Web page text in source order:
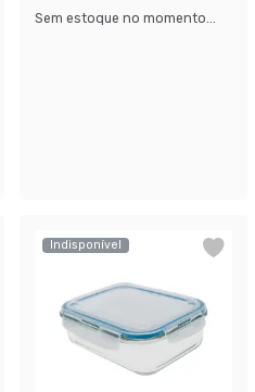
Sem estoque no momento...
Indisponível